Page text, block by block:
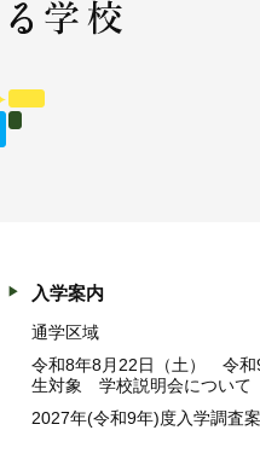
入学案内
通学区域
令和8年8月22日（土） 令和
生対象 学校説明会について
2027年(令和9年)度入学調査